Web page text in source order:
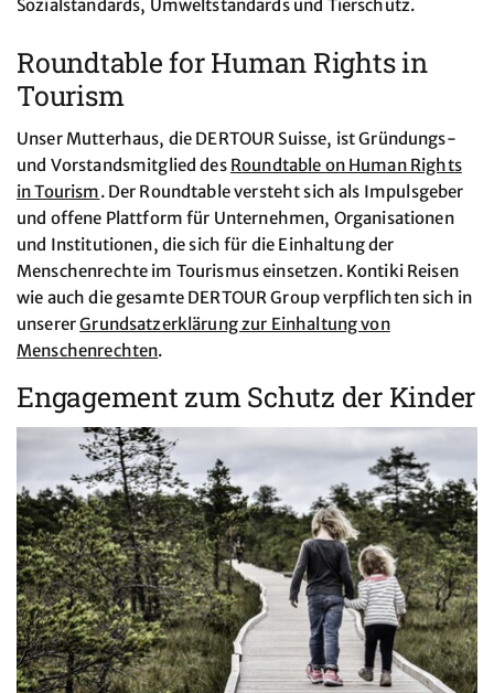
Sozialstandards, Umweltstandards und Tierschutz.
Roundtable for Human Rights in
Tourism
Unser Mutterhaus, die DERTOUR Suisse, ist Gründungs-
und Vorstandsmitglied des Roundtable on Human Rights
in Tourism. Der Roundtable versteht sich als Impulsgeber
und offene Plattform für Unternehmen, Organisationen
und Institutionen, die sich für die Einhaltung der
Menschenrechte im Tourismus einsetzen. Kontiki Reisen
wie auch die gesamte DERTOUR Group verpflichten sich in
unsererGrundsatzerklärung zur Einhaltung von
Menschenrechten.
Engagement zum Schutz der Kinder